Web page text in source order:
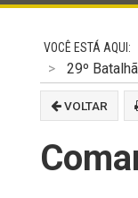
29º
VOLTAR